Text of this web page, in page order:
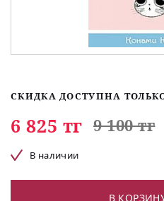
СКИДКА ДОСТУПНА
6 825 тг 9 100 тг
В наличии
В